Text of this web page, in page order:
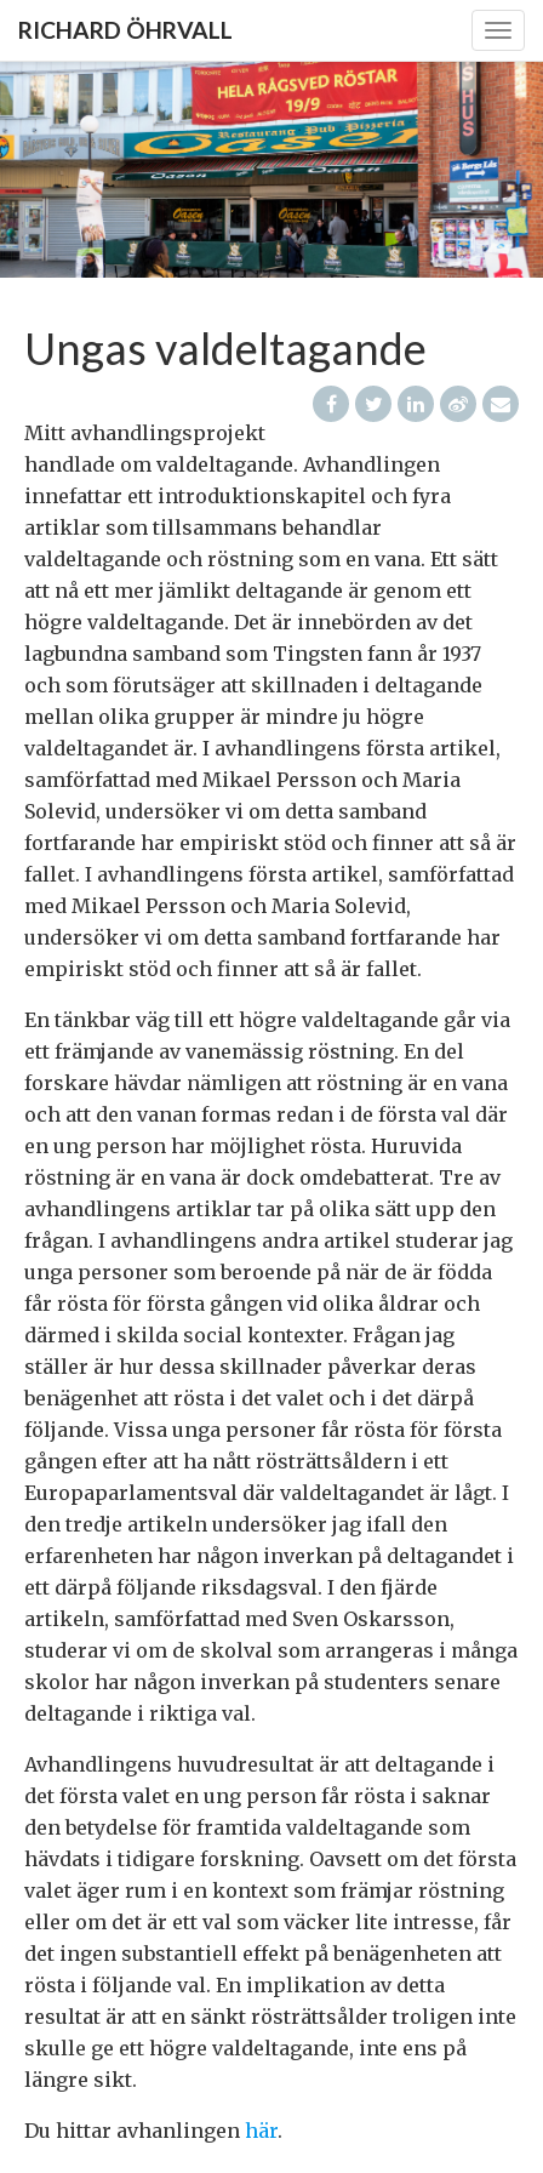
RICHARD ÖHRVALL
Ungas valdeltagande
Mitt avhandlingsprojekt
handlade om valdeltagande. Avhandlingen
innefattar ett introduktionskapitel och fyra
artiklar som tillsammans behandlar
valdeltagande och röstning som en vana. Ett sätt
att nå ett mer jämlikt deltagande är genom ett
högre valdeltagande. Det är innebörden av det
lagbundna samband som Tingsten fann år 1937
och som förutsäger att skillnaden i deltagande
mellan olika grupper är mindre ju högre
valdeltagandet är. I avhandlingens första artikel,
samförfattad med Mikael Persson och Maria
Solevid, undersöker vi om detta samband
fortfarande har empiriskt stöd och finner att så är
fallet. I avhandlingens första artikel, samförfattad
med Mikael Persson och Maria Solevid,
undersöker vi om detta samband fortfarande har
empiriskt stöd och finner att så är fallet.
En tänkbar väg till ett högre valdeltagande går via
ett främjande av vanemässig röstning. En del
forskare hävdar nämligen att röstning är en vana
och att den vanan formas redan i de första val där
en ung person har möjlighet rösta. Huruvida
röstning är en vana är dock omdebatterat. Tre av
avhandlingens artiklar tar på olika sätt upp den
frågan. I avhandlingens andra artikel studerar jag
unga personer som beroende på när de är födda
får rösta för första gången vid olika åldrar och
därmed i skilda social kontexter. Frågan jag
ställer är hur dessa skillnader påverkar deras
benägenhet att rösta i det valet och i det därpå
följande. Vissa unga personer får rösta för första
gången efter att ha nått rösträttsåldern i ett
Europaparlamentsval där valdeltagandet är lågt. I
den tredje artikeln undersöker jag ifall den
erfarenheten har någon inverkan på deltagandet i
ett därpå följande riksdagsval. I den fjärde
artikeln, samförfattad med Sven Oskarsson,
studerar vi om de skolval som arrangeras i många
skolor har någon inverkan på studenters senare
deltagande i riktiga val.
Avhandlingens huvudresultat är att deltagande i
det första valet en ung person får rösta i saknar
den betydelse för framtida valdeltagande som
hävdats i tidigare forskning. Oavsett om det första
valet äger rum i en kontext som främjar röstning
eller om det är ett val som väcker lite intresse, får
det ingen substantiell effekt på benägenheten att
rösta i följande val. En implikation av detta
resultat är att en sänkt rösträttsålder troligen inte
skulle ge ett högre valdeltagande, inte ens på
längre sikt.
Du hittar avhanlingen här.